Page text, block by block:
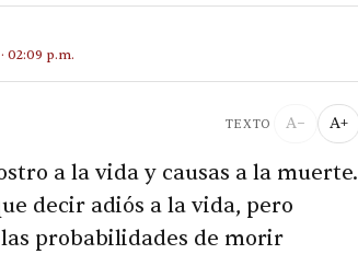
02:09 p.m.
TEXTO A− A+
a la vida y causas a la muerte.
decir adiós a la vida, pero
probabilidades de morir